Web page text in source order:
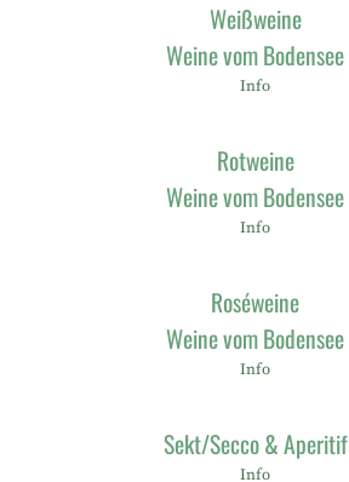
Weißweine
Weine vom Bodensee
Info
Rotweine
Weine vom Bodensee
Info
Roséweine
Weine vom Bodensee
Info
Sekt/Secco & Aperitif
Info